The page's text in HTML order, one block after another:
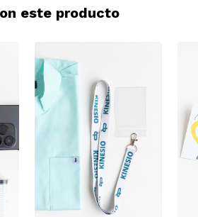
este producto